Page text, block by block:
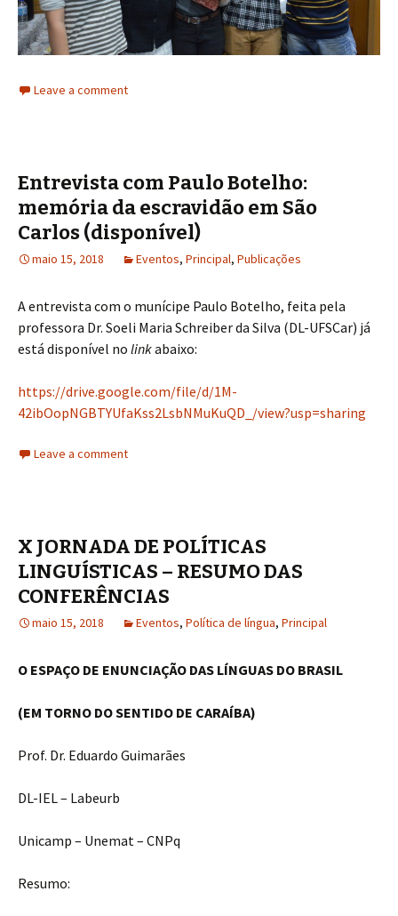
Leave a comment
Entrevista com Paulo Botelho:
memória da escravidão em São
Carlos (disponível)
maio 15, 2018 Eventos, Principal, Publicações
A entrevista com o munícipe Paulo Botelho, feita pela
professora Dr. Soeli Maria Schreiber da Silva (DL-UFSCar) já
está disponível no linkabaixo:
https://drive.google.com/file/d/1M-
42ibOopNGBTYUfaKss2LsbNMuKuQD_/view?usp=sharing
Leave a comment
X JORNADA DE POLÍTICAS
LINGUÍSTICAS – RESUMO DAS
CONFERÊNCIAS
maio 15, 2018 Eventos, Política de língua, Principal
O ESPAÇO DE ENUNCIAÇÃO DAS LÍNGUAS DO BRASIL
(EM TORNO DO SENTIDO DE CARAÍBA)
Prof. Dr. Eduardo Guimarães
DL-IEL – Labeurb
Unicamp – Unemat – CNPq
Resumo: